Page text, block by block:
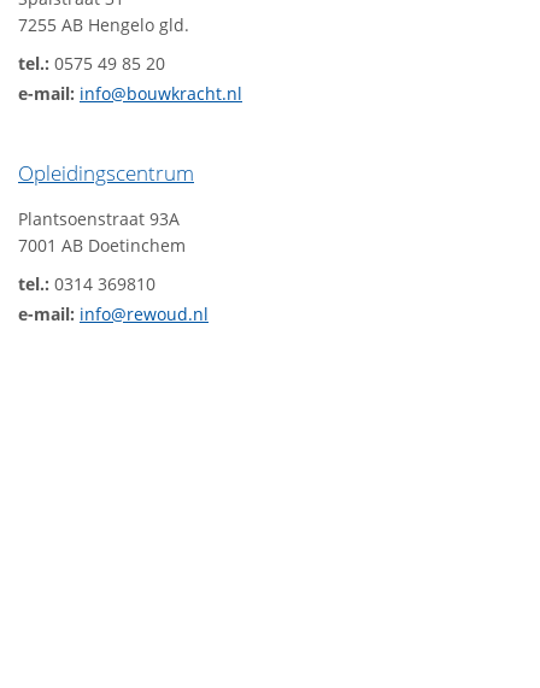
7255 AB Hengelo gld.
tel.: 0575 49 85 20
e-mail: info@bouwkracht.nl
Opleidingscentrum
Plantsoenstraat 93A
7001 AB Doetinchem
tel.: 0314 369810
e-mail: info@rewoud.nl